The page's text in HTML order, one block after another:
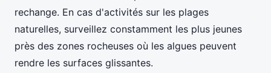
rechange. En cas d'activités sur les plages
naturelles, surveillez constamment les plus jeunes
près des zones rocheuses où les algues peuvent
rendre les surfaces glissantes.